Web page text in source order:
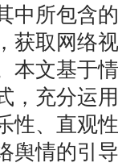
中所包含
获取网络
本文基于
，充分运
性、直观
舆情的引